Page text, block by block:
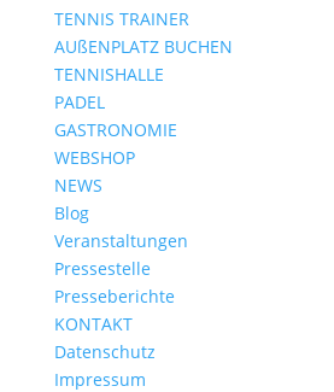
TENNIS TRAINER
AUßENPLATZ BUCHEN
TENNISHALLE
PADEL
GASTRONOMIE
WEBSHOP
NEWS
Blog
Veranstaltungen
Pressestelle
Presseberichte
KONTAKT
Datenschutz
Impressum